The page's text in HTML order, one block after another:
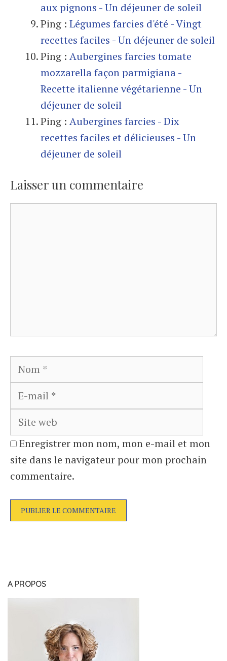
aux pignons - Un déjeuner de soleil
Ping : Légumes farcies d'été - Vingt
recettes faciles - Un déjeuner de soleil
Ping : Aubergines farcies tomate
mozzarella façon parmigiana -
Recette italienne végétarienne - Un
déjeuner de soleil
Ping : Aubergines farcies - Dix
recettes faciles et délicieuses - Un
déjeuner de soleil
Laisser un commentaire
Nom
Enregistrer mon nom, mon e-mail et mon
site dans le navigateur pour mon prochain
commentaire.
A PROPOS